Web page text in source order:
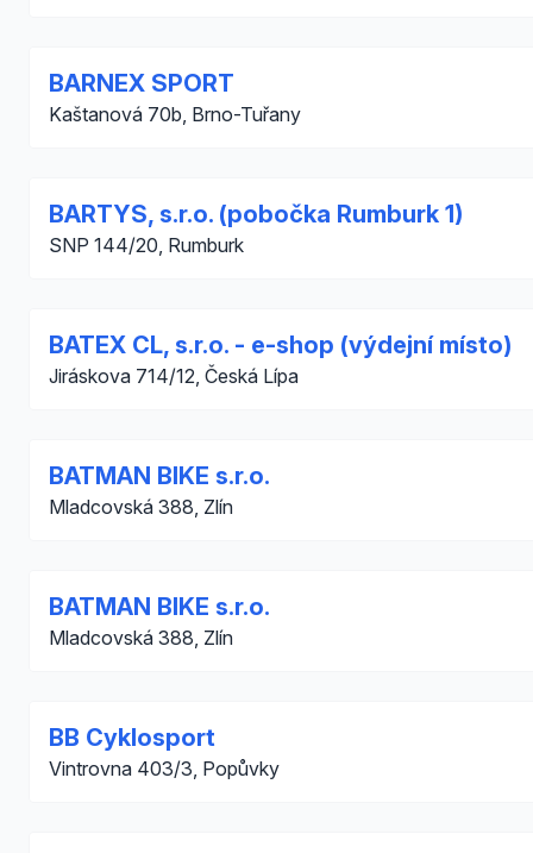
BARNEX SPORT
Kaštanová 70b, Brno-Tuřany
BARTYS, s.r.o. (pobočka Rumburk 1)
SNP 144/20, Rumburk
BATEX CL, s.r.o. - e-shop (výdejní místo)
Jiráskova 714/12, Česká Lípa
BATMAN BIKE s.r.o.
Mladcovská 388, Zlín
BATMAN BIKE s.r.o.
Mladcovská 388, Zlín
BB Cyklosport
Vintrovna 403/3, Popůvky